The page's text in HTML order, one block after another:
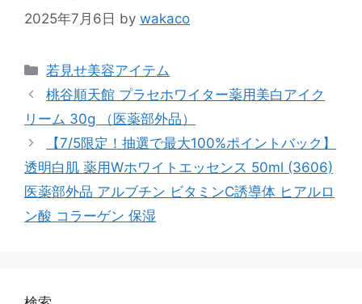
2025年7月6日 by wakaco
カ
テ
リ
ー
若見せ美容アイテム
桃谷順天館 プラセホワイター薬用美白アイク
リーム 30g （医薬部外品）
【7/5限定！抽選で最大100%ポイントバック】
透明白肌 薬用Wホワイトエッセンス 50ml (3606)
医薬部外品 アルブチン ビタミンC誘導体 ヒアルロ
ン酸 コラーゲン 保湿